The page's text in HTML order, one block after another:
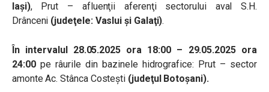
Iaşi), Prut – afluenţii aferenţi sectorului aval S.H.
Drânceni (judeţele: Vaslui şi Galaţi).
În intervalul 28.05.2025 ora 18:00 – 29.05.2025 ora
24:00 pe râurile din bazinele hidrografice: Prut – sector
amonte Ac. Stânca Costeşti (judeţul Botoşani).